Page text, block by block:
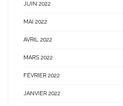
JUIN 2022
MAI 2022
AVRIL 2022
MARS 2022
FÉVRIER 2022
JANVIER 2022